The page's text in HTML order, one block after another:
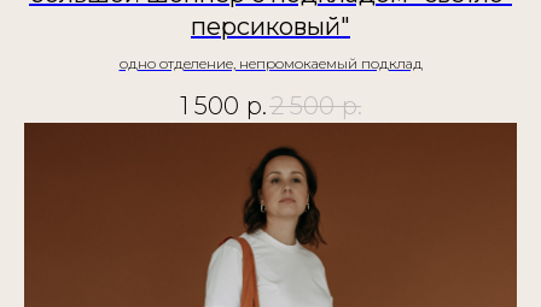
персиковый"
одно отделение, непромокаемый подклад
1 500 р.2 500 р.